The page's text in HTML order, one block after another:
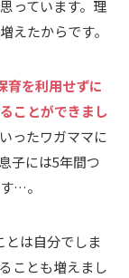
っています。理
えたからです。
育を利用せずに
ことができまし
ったワガママに
子には5年間つ
…。
とは自分でしま
ことも増えまし